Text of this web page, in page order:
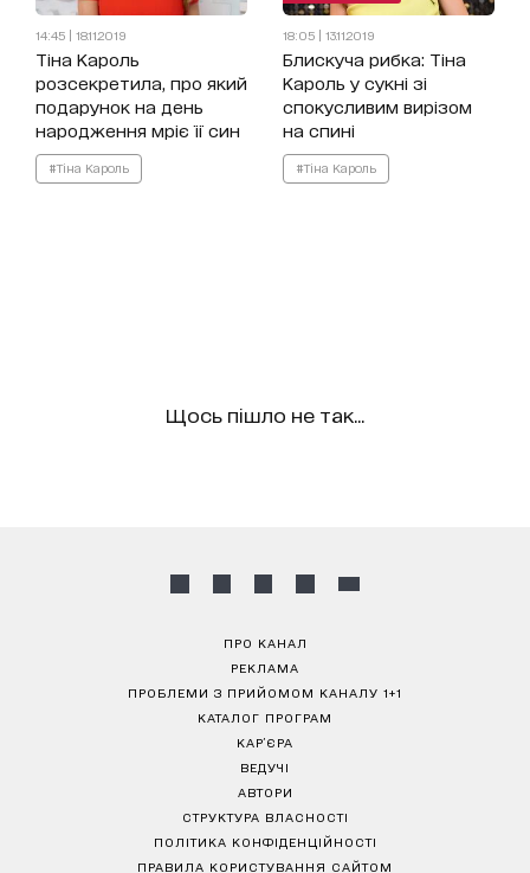
14:45 | 18.11.2019
Тіна Кароль
розсекретила, про який
подарунок на день
народження мріє її син
#Тіна Кароль
18:05 | 13.11.2019
Блискуча рибка: Тіна
Кароль у сукні зі
спокусливим вирізом
на спині
#Тіна Кароль
Щось пішло не так...
ПРО КАНАЛ
РЕКЛАМА
ПРОБЛЕМИ З ПРИЙОМОМ КАНАЛУ 1+1
КАТАЛОГ ПРОГРАМ
КАР’ЄРА
ВЕДУЧІ
АВТОРИ
СТРУКТУРА ВЛАСНОСТІ
ПОЛІТИКА КОНФІДЕНЦІЙНОСТІ
ПРАВИЛА КОРИСТУВАННЯ САЙТОМ